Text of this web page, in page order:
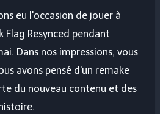
eu l'occasion de jouer à
Flag Resynced pendant
Dans nos impressions, vous
avons pensé d'un remake
du nouveau contenu et des